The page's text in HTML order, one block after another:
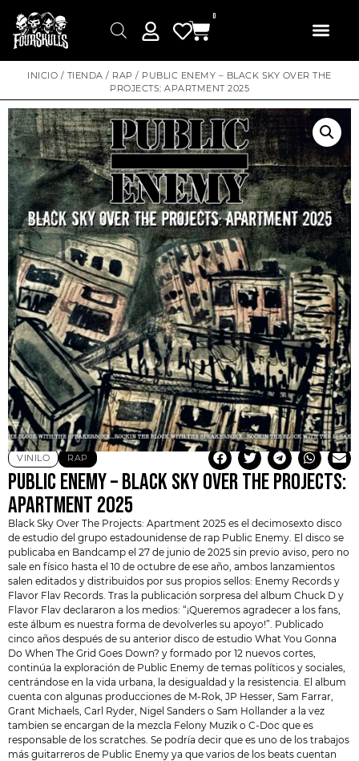
0
INICIO / TIENDA / RAP / PUBLIC ENEMY – BLACK SKY OVER THE
PROJECTS: APARTMENT 2025
VINILO RAP
PUBLIC ENEMY – BLACK SKY OVER THE PROJECTS:
APARTMENT 2025
Black Sky Over The Projects: Apartment 2025 es el decimosexto disco
de estudio del grupo estadounidense de rap Public Enemy . El disco se
publicaba en Bandcamp el 27 de junio de 2025 sin previo aviso, pero no
sale en físico hasta el 10 de octubre de ese año, ambos lanzamientos
salen editados y distribuidos por sus propios sellos: Enemy Records y
Flavor Flav Records. Tras la publicación sorpresa del album Chuck D y
Flavor Flav declararon a los medios: “¡Queremos agradecer a los fans,
este álbum es nuestra forma de devolverles su apoyo!”. Publicado
cinco años después de su anterior disco de estudio What You Gonna
Do When The Grid Goes Down? y formado por 12 nuevos cortes,
continúa la exploración de Public Enemy de temas políticos y sociales,
centrándose en la vida urbana, la desigualdad y la resistencia. El album
cuenta con algunas producciones de M-Rok, JP Hesser, Sam Farrar,
Grant Michaels, Carl Ryder, Nigel Sanders o Sam Hollander a la vez
tambien se encargan de la mezcla Felony Muzik o C-Doc que es
responsable de los scratches. Se podría decir que es uno de los trabajos
más guitarreros de Public Enemy ya que varios de los beats cuentan